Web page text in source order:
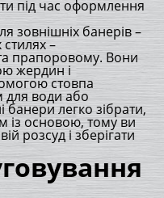
під час оформлення
зовнішніх банерів –
–
прапоровому. Вони
жердин і
стовпа
для води або
легко зібрати,
із основою, тому ви
розсуд і зберігати